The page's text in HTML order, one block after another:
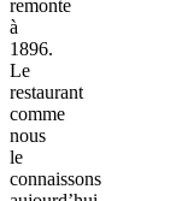
remonte
à
1896.
Le
restaurant
comme
nous
le
connaissons